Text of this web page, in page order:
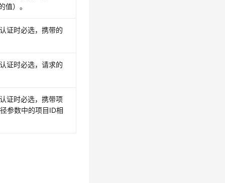
值）。
证时必选，携带的
证时必选，请求的
证时必选，携带项
参数中的项目ID相